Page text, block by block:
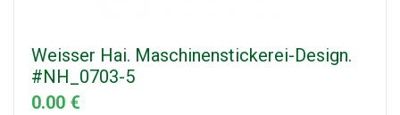
Weisser Hai. Maschinenstickerei-Design.
#NH_0703-5
0.00 €